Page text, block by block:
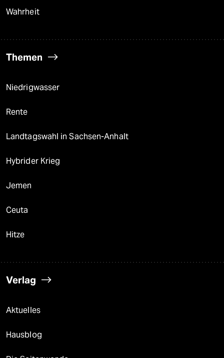
Wahrheit
Themen
Niedrigwasser
Rente
Landtagswahl in Sachsen-Anhalt
Hybrider Krieg
Jemen
Ceuta
Hitze
Verlag
Aktuelles
Hausblog